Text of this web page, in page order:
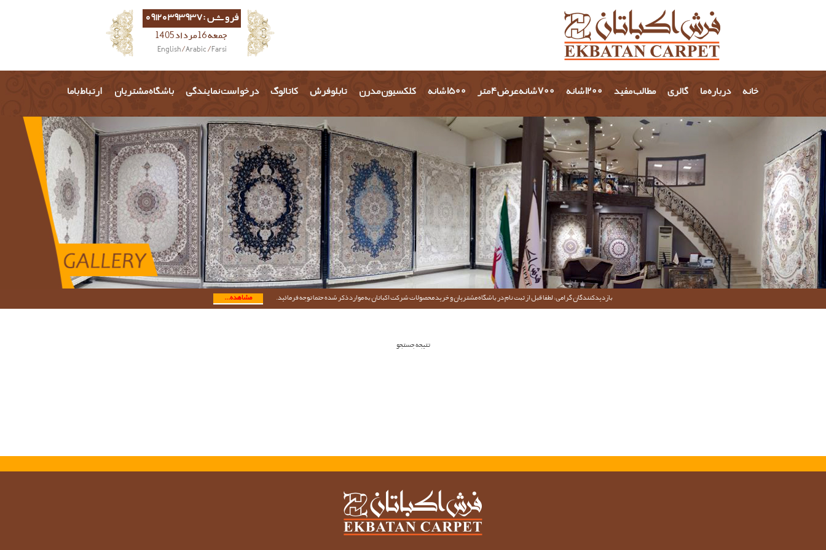
فروش :09120393937
جمعه 16 مرداد 1405
English/ Arabic / Farsi
خانه درباره ما گالری مطالب مفید 1200 شانه 700 شانه عرض 4 متر 1500 شانه کلکسیون مدرن تابلو فرش کاتالوگ درخواست نمایندگی باشگاه مشتریان ارتباط باما
بازدیدکنندگان گرامی؛ لطفا قبل از ثبت نام در باشگاه مشتریان و خرید محصولات شرکت اکباتان به موارد ذکر شده حتما توجه فرمائید. مشاهده...
تتیجه جستجو